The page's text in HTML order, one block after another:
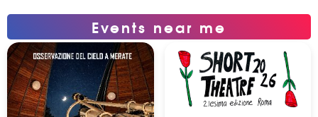
Events near me